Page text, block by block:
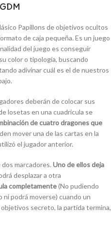
Papillons de objetivos ocultos
de caja pequeña. Es un juego
del juego es conseguir
color o tipología, buscando
adivinar cuál es el de nuestros
deberán de colocar sus
losetas en una cuadricula se
de cuatro dragones que
mover una de las cartas en la
el jugador anterior.
marcadores. Uno de ellos deja
desplazar a otra
completamente(No pudiendo
ni podrá moverse) cuando un
secreto, la partida termina,